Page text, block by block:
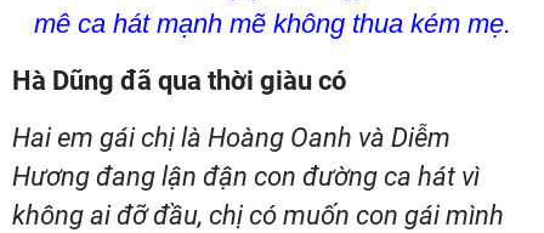
mê ca hát mạnh mẽ không thua kém mẹ.
Hà Dũng đã qua thời giàu có
Hai em gái chị là Hoàng Oanh và Diễm
Hương đang lận đận con đường ca hát vì
không ai đỡ đầu, chị có muốn con gái mình